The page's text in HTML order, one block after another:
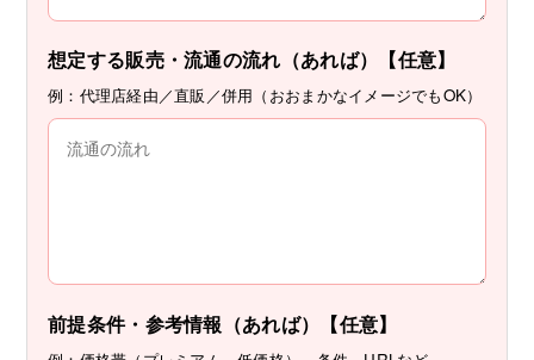
想定する販売・流通の流れ（あれば）【任意】
例：代理店経由／直販／併用（おおまかなイメージでもOK）
前提条件・参考情報（あれば）【任意】